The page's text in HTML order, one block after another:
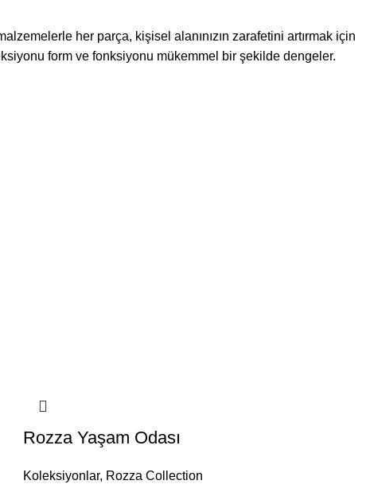
her parça, kişisel alanınızın zarafetini artırmak için
form ve fonksiyonu mükemmel bir şekilde dengeler.
Rozza Yaşam Odası
Koleksiyonlar, Rozza Collection